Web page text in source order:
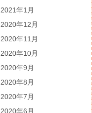
2021年1月
2020年12月
2020年11月
2020年10月
2020年9月
2020年8月
2020年7月
2020年6月